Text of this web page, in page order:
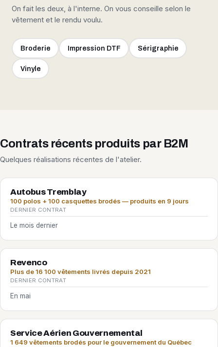
On fait les deux, à l'interne. On vous conseille selon le
vêtement et le rendu voulu.
Broderie Impression DTF Sérigraphie
Vinyle
Contrats récents produits par B2M
Quelques réalisations récentes de l'atelier.
Autobus Tremblay
100 polos + 100 casquettes brodés — produits en 9 jours
DERNIER CONTRAT
Le mois dernier
Revenco
Plus de 16 100 vêtements livrés depuis 2021
DERNIER CONTRAT
En mai
Service Aérien Gouvernemental
1 649 vêtements brodés pour le gouvernement du Québec